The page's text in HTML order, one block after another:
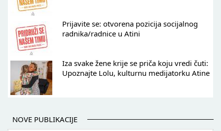
Prijavite se: otvorena pozicija socijalnog
radnika/radnice u Atini
Iza svake žene krije se priča koju vredi čuti:
Upoznajte Lolu, kulturnu medijatorku Atine
NOVE PUBLIKACIJE